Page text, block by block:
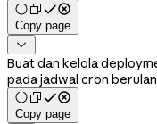
Copy page

Buat dan kelola
pada jadwal cron
Copy page